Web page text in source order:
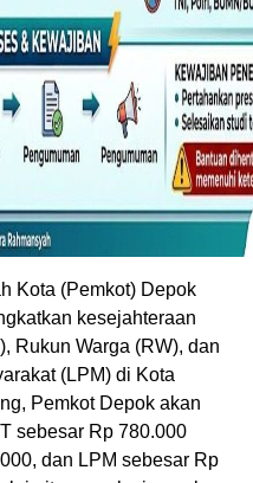
Kota (Pemkot) Depok
kesejahteraan
Rukun Warga (RW), dan
(LPM) di Kota
Pemkot Depok akan
sebesar Rp 780.000
dan LPM sebesar Rp